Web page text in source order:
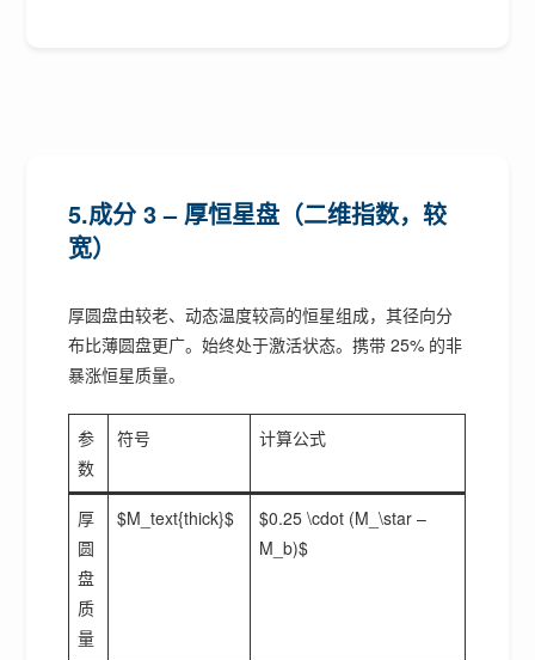
5.成分 3 – 厚恒星盘（二维指数，较
宽）
厚圆盘由较老、动态温度较高的恒星组成，其径向分
布比薄圆盘更广。始终处于激活状态。携带 25% 的非
暴涨恒星质量。
参
数
符号 计算公式
厚
圆
盘
质
量
$M_text{thick}$
$0.25 \cdot (M_\star –
M_b)$